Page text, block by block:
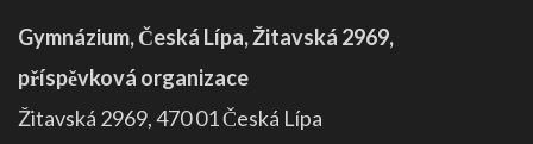
Gymnázium, Česká Lípa, Žitavská 2969,
příspěvková organizace
Žitavská 2969, 470 01 Česká Lípa